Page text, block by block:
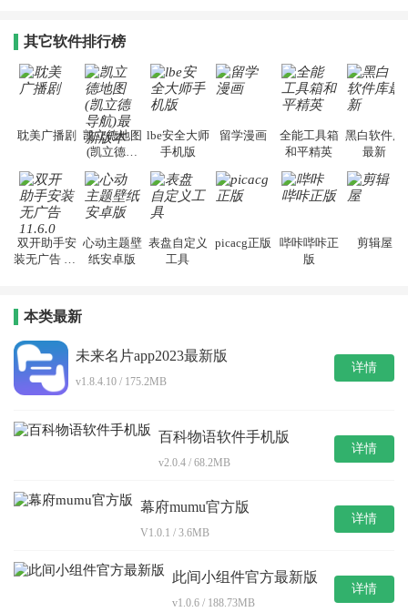
其它软件排行榜
耽美广播剧
凯立德地图
(凯立德导
lbe安全大师
手机版
留学漫画
全能工具箱
和平精英
黑白软件库
最新
双开助手安
装无广告 11.
心动主题壁
纸安卓版
表盘自定义
工具
picacg正版
哔咔哔咔正
版
剪辑屋
本类最新
未来名片app2023最新版
v1.8.4.10 / 175.2MB
详情
百科物语软件手机版
v2.0.4 / 68.2MB
详情
幕府mumu官方版
V1.0.1 / 3.6MB
详情
此间小组件官方最新版
v1.0.6 / 188.73MB
详情